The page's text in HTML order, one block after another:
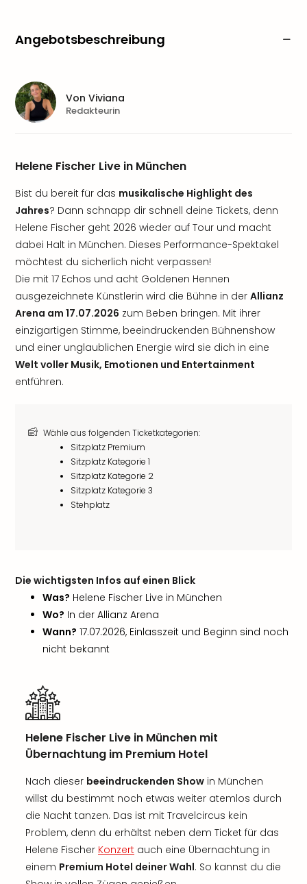
Angebotsbeschreibung
Helene Fischer Live in München
Bist du bereit für das musikalische Highlight des
Jahres? Dann schnapp dir schnell deine Tickets, denn
Helene Fischer geht 2026 wieder auf Tour und macht
dabei Halt in München. Dieses Performance-Spektakel
möchtest du sicherlich nicht verpassen!
Die mit 17 Echos und acht Goldenen Hennen
ausgezeichnete Künstlerin wird die Bühne in der Allianz
Arena am 17.07.2026 zum Beben bringen. Mit ihrer
einzigartigen Stimme, beeindruckenden Bühnenshow
und einer unglaublichen Energie wird sie dich in eine
Welt voller Musik, Emotionen und Entertainment
entführen.
Wähle aus folgenden Ticketkategorien:
Sitzplatz Premium
Sitzplatz Kategorie 1
Sitzplatz Kategorie 2
Sitzplatz Kategorie 3
Stehplatz
Die wichtigsten Infos auf einen Blick
Was? Helene Fischer Live in München
Wo? In der Allianz Arena
Wann? 17.07.2026, Einlasszeit und Beginn sind noch
nicht bekannt
Helene Fischer Live in München mit
Übernachtung im Premium Hotel
Nach dieser beeindruckenden Show in München
willst du bestimmt noch etwas weiter atemlos durch
die Nacht tanzen. Das ist mit Travelcircus kein
Problem, denn du erhältst neben dem Ticket für das
Helene Fischer Konzert auch eine Übernachtung in
einem Premium Hotel deiner Wahl. So kannst du die
Von Viviana
Redakteurin